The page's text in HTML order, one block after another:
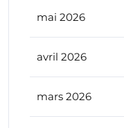
mai 2026
avril 2026
mars 2026